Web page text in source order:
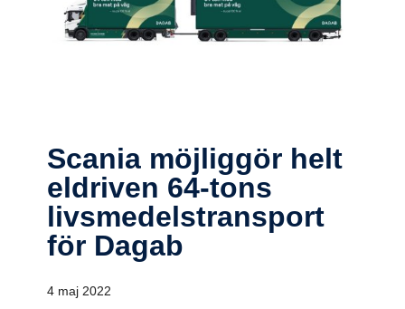
Scania möjliggör helt
eldriven 64-tons
livsme­dels­trans­port
för Dagab
4 maj 2022